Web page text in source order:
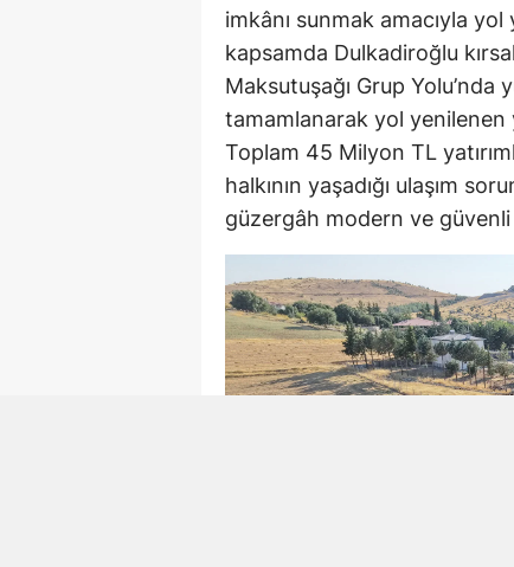
imkânı sunmak amacıyla yol
kapsamda Dulkadiroğlu
Maksutuşağı Grup Yolu’nda
tamamlanarak yol yenilenen
Toplam 45 Milyon TL
halkının yaşadığı ulaşım
güzergâh modern ve güvenli